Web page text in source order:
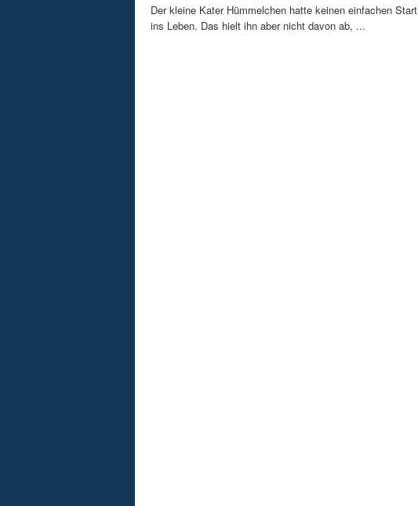
Der kleine Kater Hümmelchen hatte keinen einfachen Start
ins Leben. Das hielt ihn aber nicht davon ab, ...